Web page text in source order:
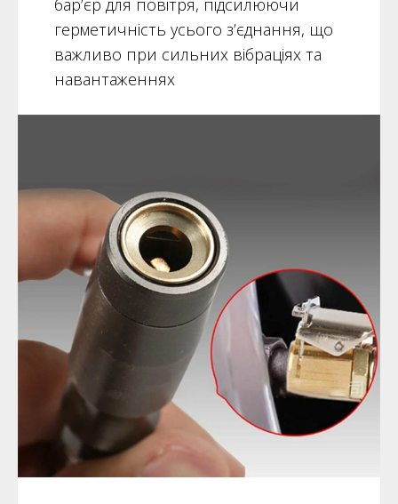
герметичність усього з’єднання, що
важливо при сильних вібраціях та
навантаженнях